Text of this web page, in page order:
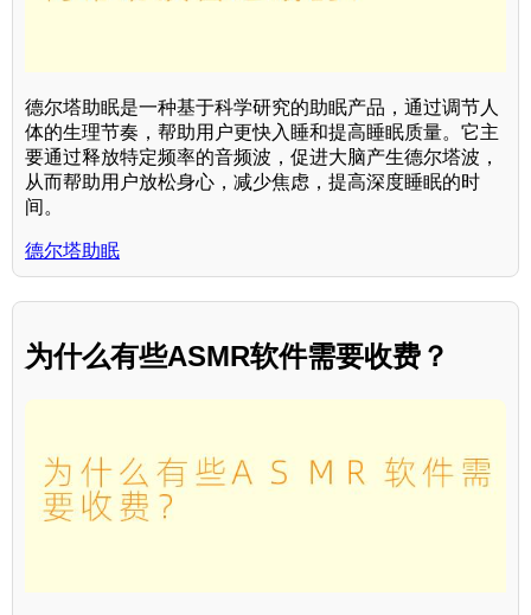
德尔塔助眠是一种基于科学研究的助眠产品，通过调节人
体的生理节奏，帮助用户更快入睡和提高睡眠质量。它主
要通过释放特定频率的音频波，促进大脑产生德尔塔波，
从而帮助用户放松身心，减少焦虑，提高深度睡眠的时
间。
德尔塔助眠
为什么有些ASMR软件需要收费？